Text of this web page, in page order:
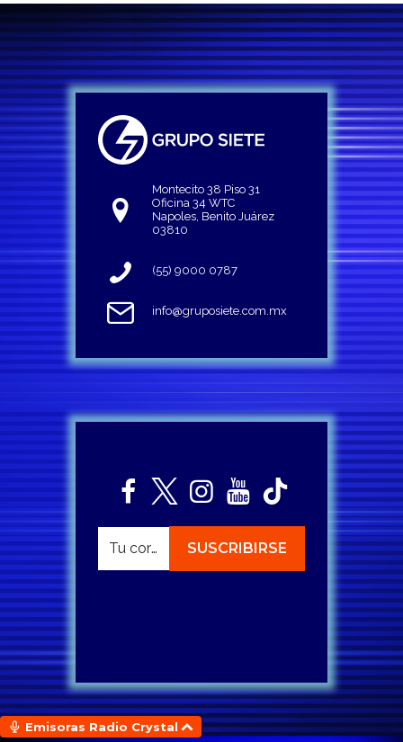
Montecito 38 Piso 31
Oficina 34 WTC
Napoles, Benito Juárez
03810
(55) 9000 0787
info@gruposiete.com.mx
Emisoras Radio Crystal